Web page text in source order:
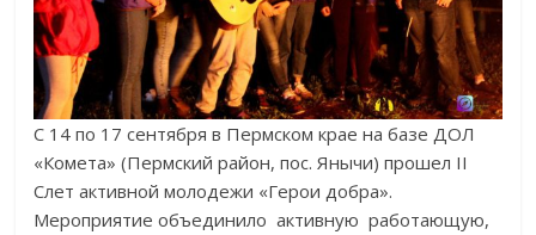
С 14 по 17 сентября в Пермском крае на базе ДОЛ
«Комета» (Пермский район, пос. Янычи) прошел II
Слет активной молодежи «Герои добра».
Мероприятие объединило активную работающую,